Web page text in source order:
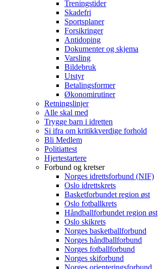
Treningstider
Skadefri
Sportsplaner
Forsikringer
Antidoping
Dokumenter og skjema
Varsling
Bildebruk
Utstyr
Betalingsformer
Økonomirutiner
Retningslinjer
Alle skal med
Trygge barn i idretten
Si ifra om kritikkverdige forhold
Bli Medlem
Politiattest
Hjertestartere
Forbund og kretser
Norges idrettsforbund (NIF)
Oslo idrettskrets
Basketforbundet region øst
Oslo fotballkrets
Håndballforbundet region øst
Oslo skikrets
Norges basketballforbund
Norges håndballforbund
Norges fotballforbund
Norges skiforbund
Norges orienteringsforbund